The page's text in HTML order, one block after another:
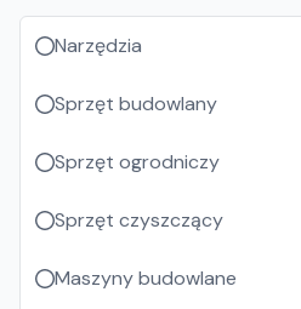
Narzędzia
Sprzęt budowlany
Sprzęt ogrodniczy
Sprzęt czyszczący
Maszyny budowlane